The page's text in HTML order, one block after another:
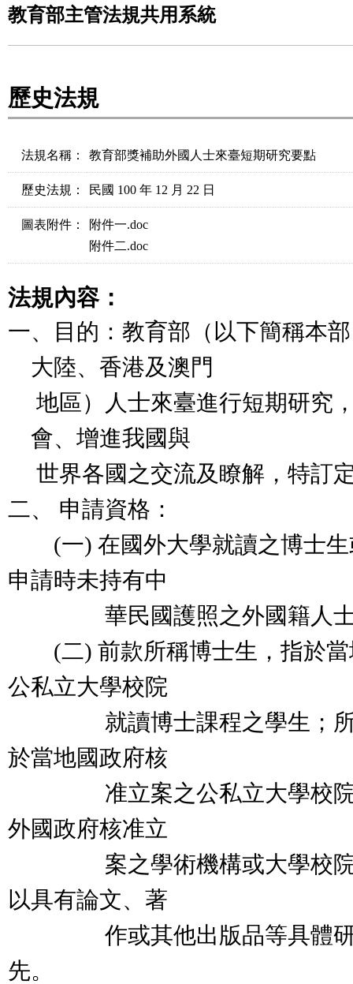
教育部主管法規共用系統
歷史法規
法規名稱： 教育部獎補助外國人士來臺短期研究要點
歷史法規： 民國 100 年 12 月 22 日
圖表附件：
附件一.doc
附件二.doc
法規內容：
一、目的：教育部（以下簡稱本
大陸、香港及澳門
地區）人士來臺進行短期研究
會、增進我國與
世界各國之交流及瞭解，特訂
二、 申請資格：
(一) 在國外大學就讀之博士生
申請時未持有中
華民國護照之外國籍人
(二) 前款所稱博士生，指於當
公私立大學校院
就讀博士課程之學生；所
於當地國政府核
准立案之公私立大學校院
外國政府核准立
案之學術機構或大學校院
以具有論文、著
作或其他出版品等具體研
先。